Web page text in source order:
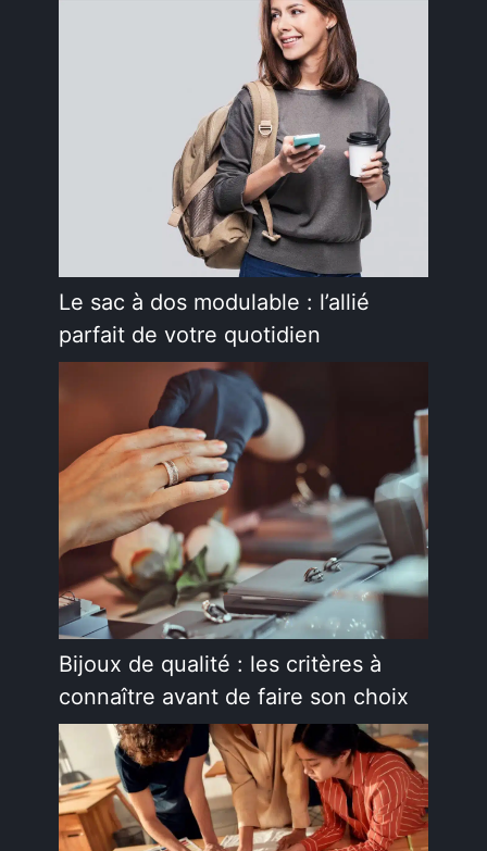
Le sac à dos modulable : l’allié
parfait de votre quotidien
Bijoux de qualité : les critères à
connaître avant de faire son choix